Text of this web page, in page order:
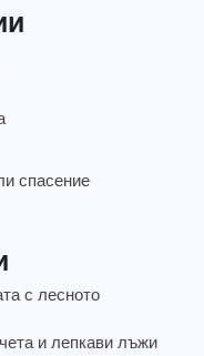
спасение
с лесното
и лепкави лъжи